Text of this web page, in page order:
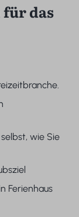
das
wie Sie
Ferienhaus